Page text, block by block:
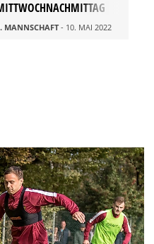
MANNSCHAFT- 10. MAI 2022